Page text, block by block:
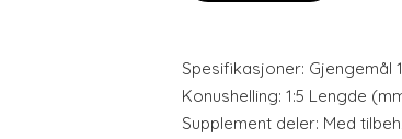
Spesifikasjoner: Gjengemål
Konushelling: 1:5 Lengde
Supplement deler: Med